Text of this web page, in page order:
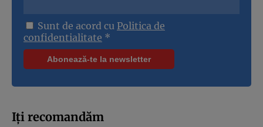
Sunt de acord cu Politica de
confidentialitate *
Iți recomandăm